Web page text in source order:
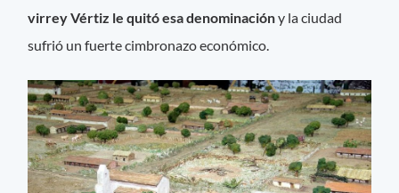
virrey Vértiz le quitó esa denominacióny la ciudad
sufrió un fuerte cimbronazo económico.